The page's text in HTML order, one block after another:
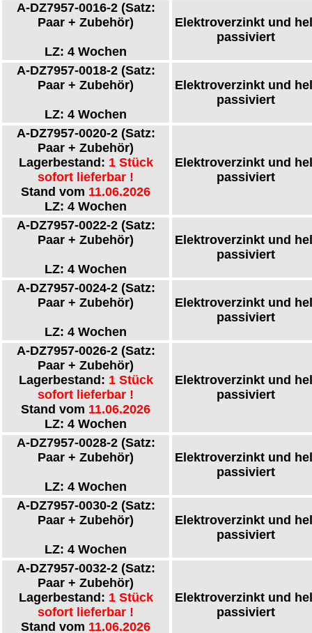
A-DZ7957-0016-2 (Satz:
Paar + Zubehör)
LZ: 4 Wochen
Elektroverzinkt und
passiviert
A-DZ7957-0018-2 (Satz:
Paar + Zubehör)
LZ: 4 Wochen
Elektroverzinkt und
passiviert
A-DZ7957-0020-2 (Satz:
Paar + Zubehör)
Lagerbestand: 1 Stück
sofort lieferbar !
Stand vom 11.06.2026
LZ: 4 Wochen
Elektroverzinkt und
passiviert
A-DZ7957-0022-2 (Satz:
Paar + Zubehör)
LZ: 4 Wochen
Elektroverzinkt und
passiviert
A-DZ7957-0024-2 (Satz:
Paar + Zubehör)
LZ: 4 Wochen
Elektroverzinkt und
passiviert
A-DZ7957-0026-2 (Satz:
Paar + Zubehör)
Lagerbestand: 1 Stück
sofort lieferbar !
Stand vom 11.06.2026
LZ: 4 Wochen
Elektroverzinkt und
passiviert
A-DZ7957-0028-2 (Satz:
Paar + Zubehör)
LZ: 4 Wochen
Elektroverzinkt und
passiviert
A-DZ7957-0030-2 (Satz:
Paar + Zubehör)
LZ: 4 Wochen
Elektroverzinkt und
passiviert
A-DZ7957-0032-2 (Satz:
Paar + Zubehör)
Lagerbestand: 1 Stück
sofort lieferbar !
Stand vom 11.06.2026
Elektroverzinkt und
passiviert